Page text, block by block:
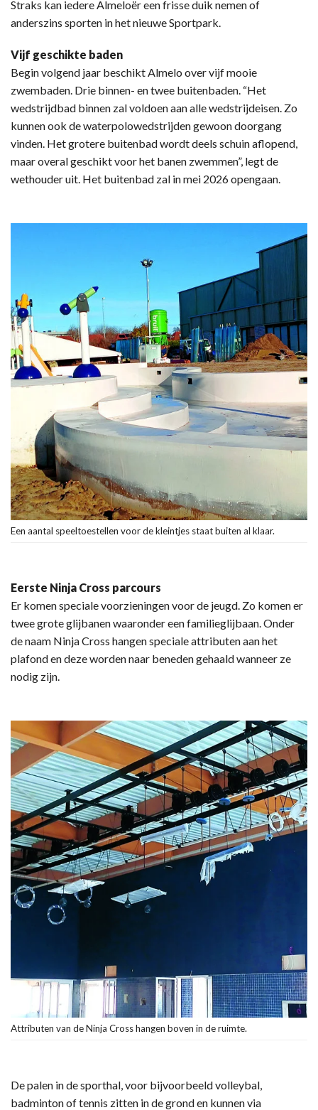
Straks kan iedere Almeloër een frisse duik nemen of
anderszins sporten in het nieuwe Sportpark.
Vijf geschikte baden
Begin volgend jaar beschikt Almelo over vijf mooie
zwembaden. Drie binnen- en twee buitenbaden. “Het
wedstrijdbad binnen zal voldoen aan alle wedstrijdeisen. Zo
kunnen ook de waterpolowedstrijden gewoon doorgang
vinden. Het grotere buitenbad wordt deels schuin aflopend,
maar overal geschikt voor het banen zwemmen”, legt de
wethouder uit. Het buitenbad zal in mei 2026 opengaan.
Een aantal speeltoestellen voor de kleintjes staat buiten al klaar.
Eerste Ninja Cross parcours
Er komen speciale voorzieningen voor de jeugd. Zo komen er
twee grote glijbanen waaronder een familieglijbaan. Onder
de naam Ninja Cross hangen speciale attributen aan het
plafond en deze worden naar beneden gehaald wanneer ze
nodig zijn.
Attributen van de Ninja Cross hangen boven in de ruimte.
De palen in de sporthal, voor bijvoorbeeld volleybal,
badminton of tennis zitten in de grond en kunnen via